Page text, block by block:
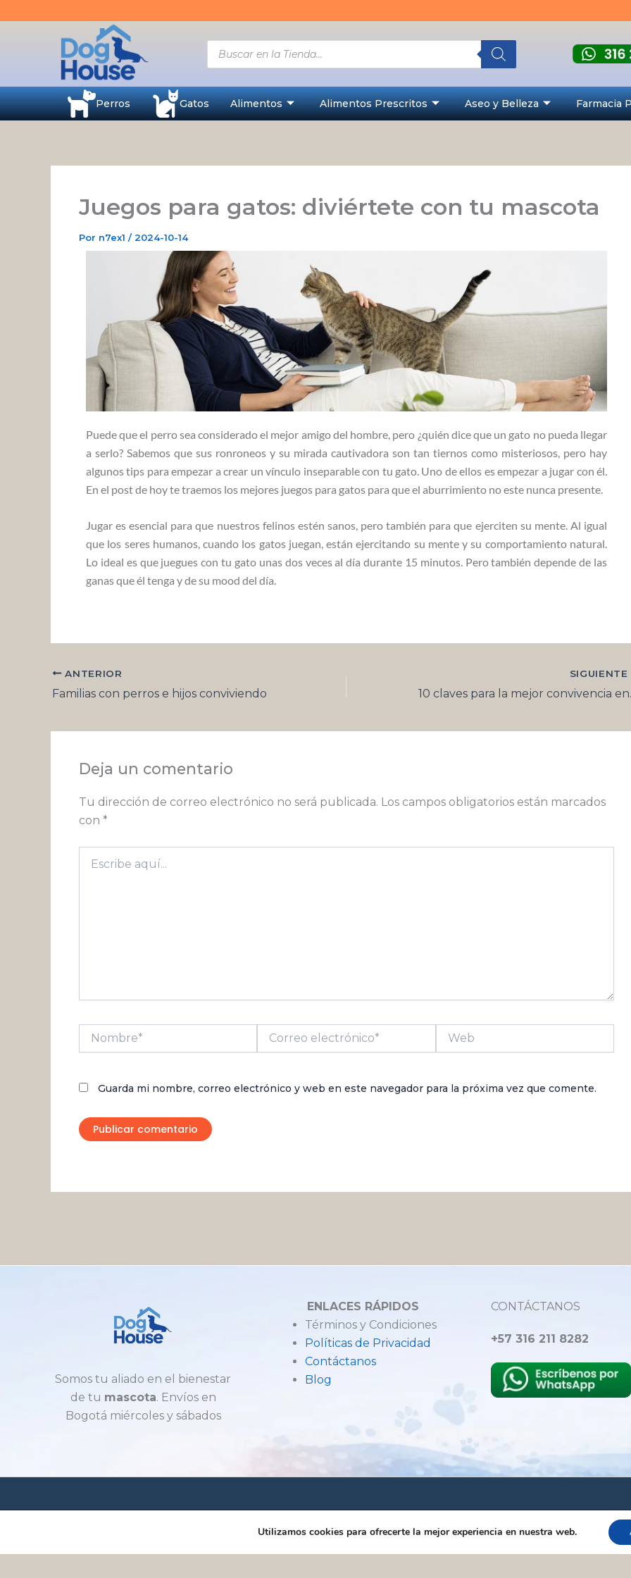
Perros Gatos Alimentos Alimentos Prescritos Aseo y Belleza Farmacia
Juegos para gatos: diviértete con tu mascota
Por n7ex1 /2024-10-14
Puede que el perro sea considerado el mejor amigo del hombre, pero ¿quién dice que un gato no pueda llegar
a serlo? Sabemos que sus ronroneos y su mirada cautivadora son tan tiernos como misteriosos, pero hay
algunos tips para empezar a crear un vínculo inseparable con tu gato. Uno de ellos es empezar a jugar con él.
En el post de hoy te traemos los mejores juegos para gatos para que el aburrimiento no este nunca presente.
Jugar es esencial para que nuestros felinos estén sanos, pero también para que ejerciten su mente. Al igual
que los seres humanos, cuando los gatos juegan, están ejercitando su mente y su comportamiento natural.
Lo ideal es que juegues con tu gato unas dos veces al día durante 15 minutos. Pero también depende de las
ganas que él tenga y de su mood del día.
ANTERIOR
Familias con perros e hijos conviviendo
SIGUIENTE
10
Deja un comentario
Tu dirección de correo electrónico no será publicada. Los campos obligatorios están marcados
con *
aquí...
Nombre*
Correo
electrónico*
Web
Guarda mi nombre, correo electrónico y web en este navegador para la próxima vez que comente.
Somos tu aliado en el bienestar
de tu mascota. Envíos en
Bogotá miércoles y sábados
ENLACES RÁPIDOS
Términos y Condiciones
Políticas de Privacidad
Contáctanos
Blog
CONTÁCTANOS
+57 316 211 8282
Hecho con amor para
Utilizamos cookies para ofrecerte la mejor experiencia en nuestra web.